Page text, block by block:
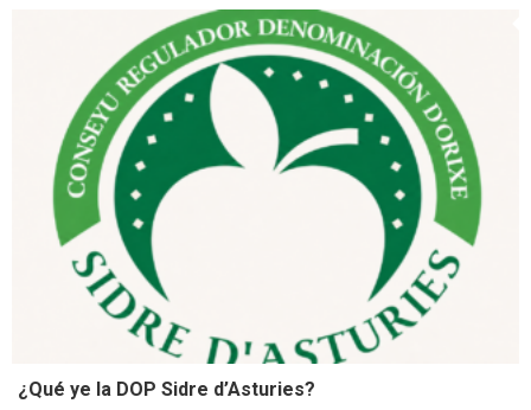
¿Qué ye la DOP Sidre d’Asturies?